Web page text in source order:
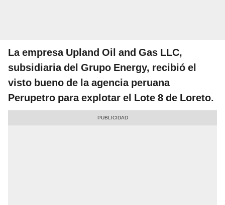
La empresa Upland Oil and Gas LLC,
subsidiaria del Grupo Energy, recibió el
visto bueno de la agencia peruana
Perupetro para explotar el Lote 8 de Loreto.